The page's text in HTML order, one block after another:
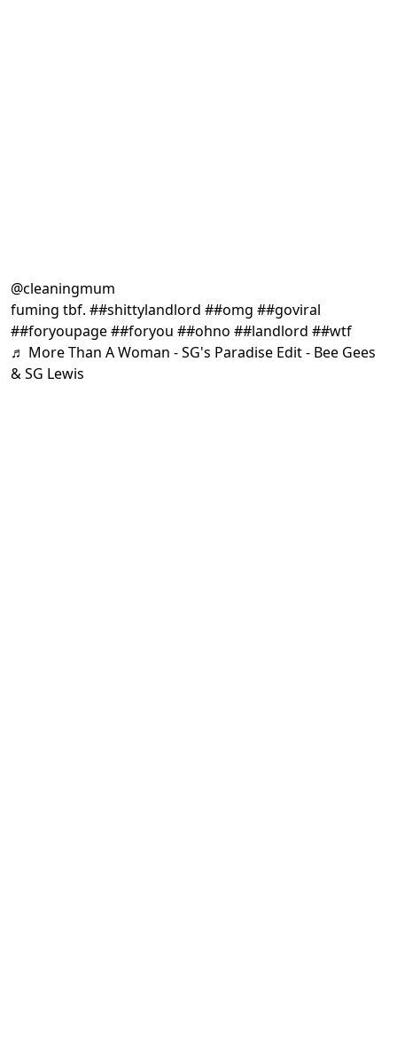
@cleaningmum
fuming tbf. ##shittylandlord ##omg ##goviral
##foryoupage##foryou ##ohno ##landlord ##wtf
♬ More Than A Woman - SG's Paradise Edit - Bee Gees
& SG Lewis